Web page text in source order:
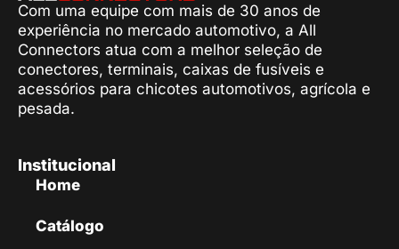
Com uma equipe com mais de 30 anos de
experiência no mercado automotivo, a All
Connectors atua com a melhor seleção de
conectores, terminais, caixas de fusíveis e
acessórios para chicotes automotivos, agrícola e
pesada.
Institucional
Home
Catálogo